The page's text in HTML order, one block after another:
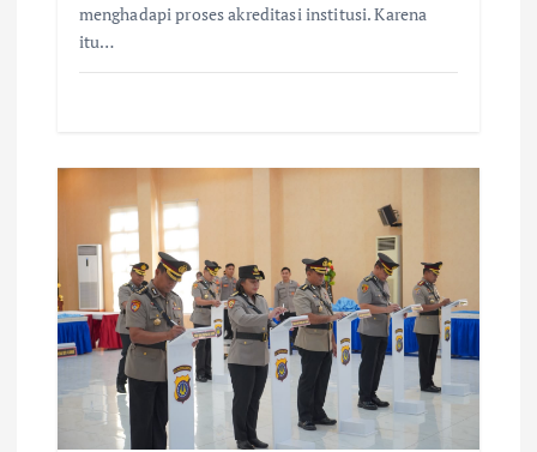
menghadapi proses akreditasi institusi. Karena
itu…